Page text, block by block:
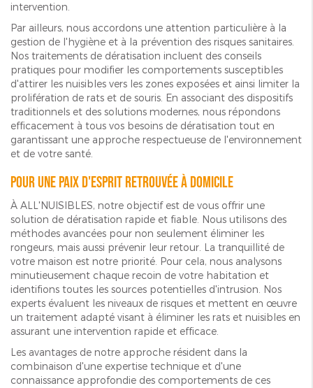
intervention.
Par ailleurs, nous accordons une attention particulière à la
gestion de l'hygiène et à la prévention des risques sanitaires.
Nos traitements de dératisation incluent des conseils
pratiques pour modifier les comportements susceptibles
d'attirer les nuisibles vers les zones exposées et ainsi limiter la
prolifération de rats et de souris. En associant des dispositifs
traditionnels et des solutions modernes, nous répondons
efficacement à tous vos besoins de dératisation tout en
garantissant une approche respectueuse de l'environnement
et de votre santé.
Pour une paix d'esprit retrouvée à domicile
À ALL'NUISIBLES, notre objectif est de vous offrir une
solution de dératisation rapide et fiable. Nous utilisons des
méthodes avancées pour non seulement éliminer les
rongeurs, mais aussi prévenir leur retour. La tranquillité de
votre maison est notre priorité. Pour cela, nous analysons
minutieusement chaque recoin de votre habitation et
identifions toutes les sources potentielles d'intrusion. Nos
experts évaluent les niveaux de risques et mettent en œuvre
un traitement adapté visant à éliminer les rats et nuisibles en
assurant une intervention rapide et efficace.
Les avantages de notre approche résident dans la
combinaison d'une expertise technique et d'une
connaissance approfondie des comportements de ces